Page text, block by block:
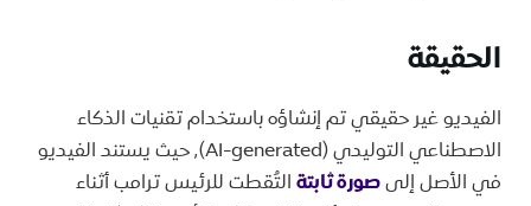
الحقيقة
الفيديو غير حقيقي تم إنشاؤه باستخدام تقنيات الذكاء
الاصطناعي التوليدي (AI-generated)٬ حيث يستند الفيديو
في الأصل إلىصورة ثابتةالتُقطت للرئيس ترامب أثناء